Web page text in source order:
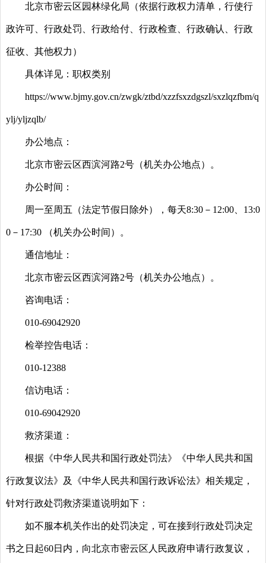
北京市密云区园林绿化局（依据行政权力清单，行使行
政许可、行政处罚、行政给付、行政检查、行政确认、行政
征收、其他权力）
具体详见：职权类别
https://www.bjmy.gov.cn/zwgk/ztbd/xzzfsxzdgszl/sxzlqzfbm/q
ylj/yljzqlb/
办公地点：
北京市密云区西滨河路2号（机关办公地点）。
办公时间：
周一至周五（法定节假日除外），每天8:30－12:00、13:0
0－17:30 （机关办公时间）。
通信地址：
北京市密云区西滨河路2号（机关办公地点）。
咨询电话：
010-69042920
检举控告电话：
010-12388
信访电话：
010-69042920
救济渠道：
根据《中华人民共和国行政处罚法》《中华人民共和国
行政复议法》及《中华人民共和国行政诉讼法》相关规定，
针对行政处罚救济渠道说明如下：
如不服本机关作出的处罚决定，可在接到行政处罚决定
书之日起60日内，向北京市密云区人民政府申请行政复议，